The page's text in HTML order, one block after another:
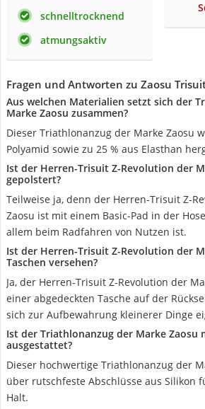
schnelltrocknend
atmungsaktiv
Fragen und Antworten zu Zaosu
Aus welchen Materialien setzt sich der
Marke Zaosu zusammen?
Dieser Triathlonanzug der Marke Zaosu
Polyamid sowie zu 25 % aus Elasthan
Ist der Herren-Trisuit Z-Revolution der
gepolstert?
Teilweise ja, denn der Herren-Trisuit Z-
Zaosu ist mit einem Basic-Pad in der
allem beim Radfahren von Nutzen ist.
Ist der Herren-Trisuit Z-Revolution der
Taschen versehen?
Ja, der Herren-Trisuit Z-Revolution der
einer abgedeckten Tasche auf der
sich zur Aufbewahrung kleinerer Dinge
Ist der Triathlonanzug der Marke Zaosu
ausgestattet?
Dieser hochwertige Triathlonanzug der
über rutschfeste Abschlüsse aus Silikon
Halt.